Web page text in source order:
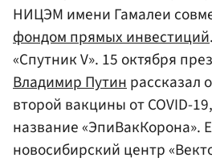
НИЦЭМ имени Гамалеи
фондом прямых инвестиций
«Спутник V». 15 октября
Владимир Путинрассказал
второй вакцины от COVID-
название «ЭпиВакКорона».
новосибирский центр